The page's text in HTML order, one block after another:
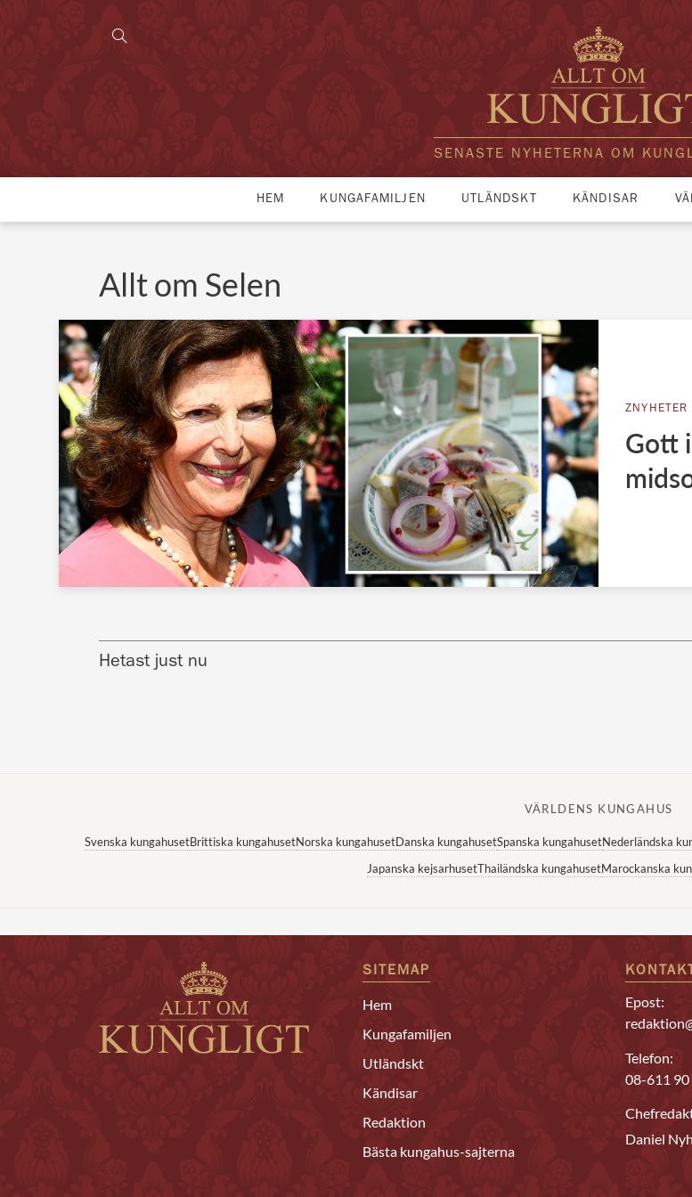
SENASTE NYHETERNA OM
HEM KUNGAFAMILJEN UTLÄNDSKT KÄNDISAR
Allt om Selen
ZNYHETER
Gott
Hetast just nu
VÄRLDENS KUNGAHUS
Svenska kungahusetBrittiska kungahusetNorska kungahusetDanska kungahusetSpanska kungahusetNederländska
Japanska kejsarhusetThailändska kungahusetMarockanska
SITEMAP
Hem
Kungafamiljen
Utländskt
Kändisar
Redaktion
Bästa kungahus-sajterna
Epost:
Telefon:
08-611 90
Daniel